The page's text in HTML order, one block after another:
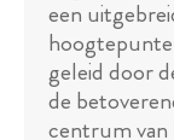
een
geleid door
de
centrum van